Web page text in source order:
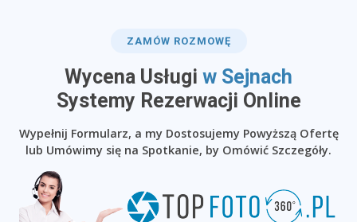
ZAMÓW ROZMOWĘ
Wycena Usługi w Sejnach
​Systemy Rezerwacji Online
Wypełnij Formularz, a my Dostosujemy Powyższą Ofertę
lub Umówimy się na Spotkanie, by Omówić Szczegóły.